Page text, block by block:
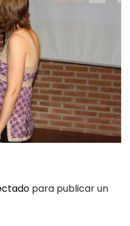
para publicar un